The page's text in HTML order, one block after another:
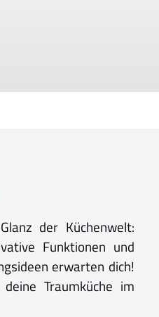
der Küchenwelt:
Funktionen und
erwarten dich!
Traumküche im